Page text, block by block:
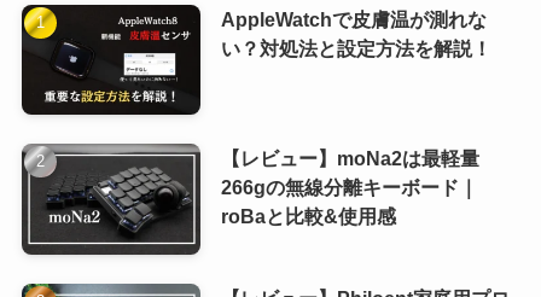
AppleWatchで皮膚温が測れな
い？対処法と設定方法を解説！
【レビュー】moNa2は最軽量
266gの無線分離キーボード｜
roBaと比較&使用感